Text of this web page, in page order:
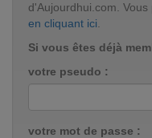
d'Aujourdhui.com.
en cliquant ici
Si vous êtes déjà
votre pseudo :
votre mot de passe :